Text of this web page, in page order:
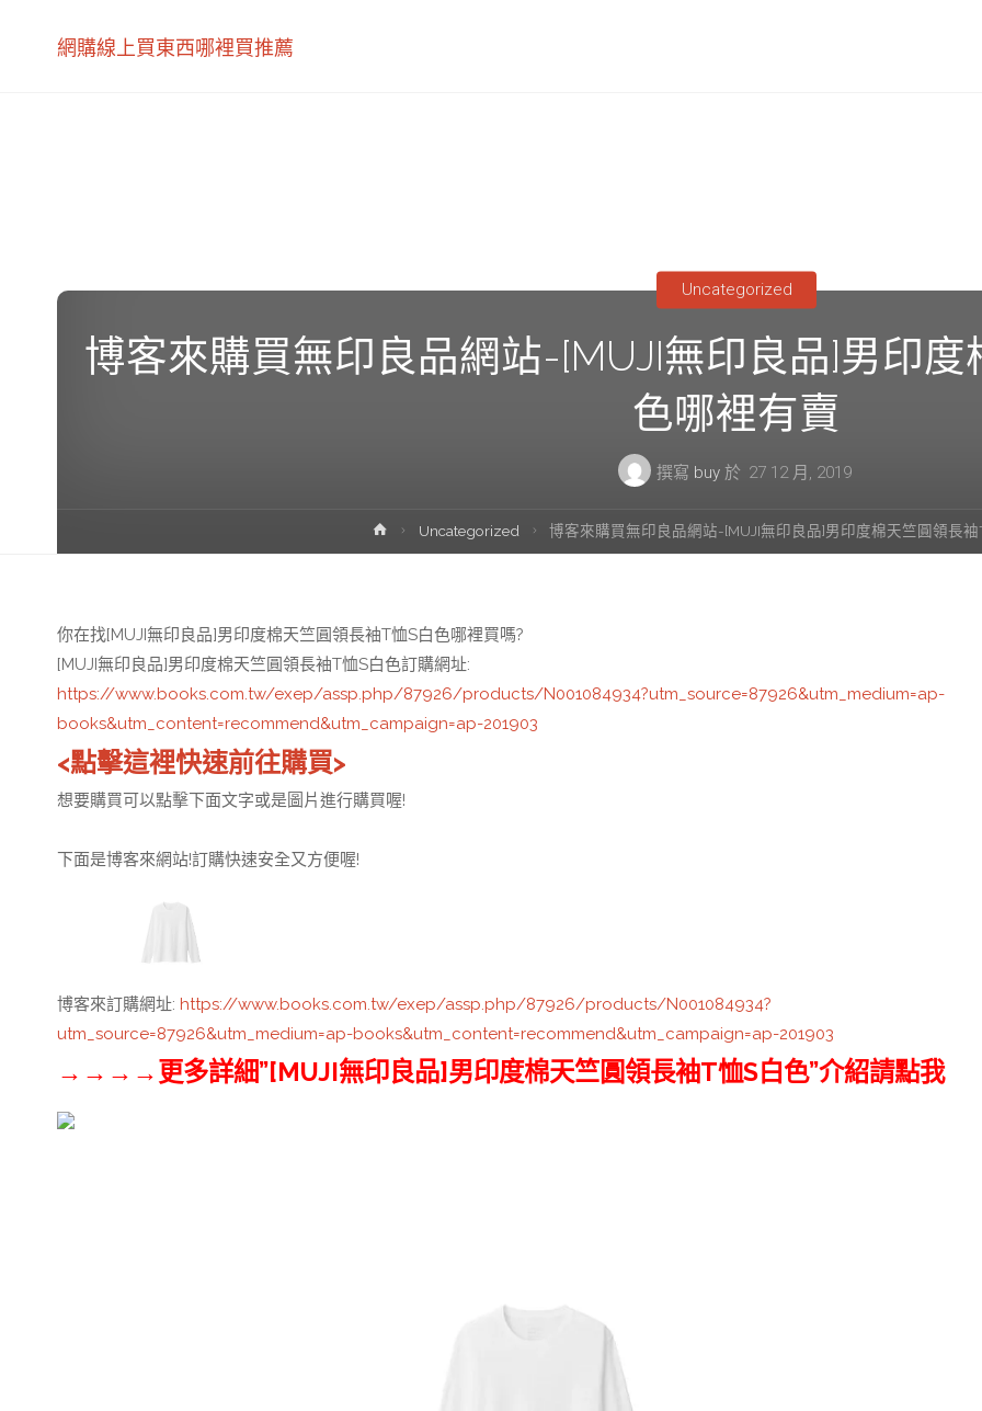
網購線上買東西哪裡買推薦
博客來購買無印良品網站-[MUJI無印良品]男印
色哪裡有賣
撰寫 buy 於 27 12 月, 2019
Uncategorized
首
頁
Uncategorized 博客來購買無印良品網站-[MUJI無印良品]男印度棉天竺圓領長
你在找[MUJI無印良品]男印度棉天竺圓領長袖T恤S白色哪裡買嗎?
[MUJI無印良品]男印度棉天竺圓領長袖T恤S白色訂購網址:
https://www.books.com.tw/exep/assp.php/87926/products/N001084934?utm_source=87926&utm_medium=ap-
books&utm_content=recommend&utm_campaign=ap-201903
<點擊這裡快速前往購買>
想要購買可以點擊下面文字或是圖片進行購買喔!
下面是博客來網站!訂購快速安全又方便喔!
博客來訂購網址: https://www.books.com.tw/exep/assp.php/87926/products/N001084934?
utm_source=87926&utm_medium=ap-books&utm_content=recommend&utm_campaign=ap-201903
→→→→更多詳細”[MUJI無印良品]男印度棉天竺圓領長袖T恤S白色”介紹請點我